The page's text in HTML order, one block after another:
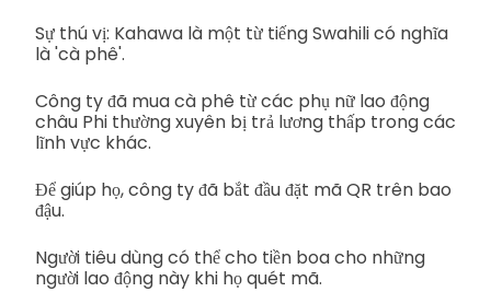
Sự thú vị: Kahawa là một từ tiếng Swahili có nghĩa
là 'cà phê'.
Công ty đã mua cà phê từ các phụ nữ lao động
châu Phi thường xuyên bị trả lương thấp trong các
lĩnh vực khác.
Để giúp họ, công ty đã bắt đầu đặt mã QR trên bao
đậu.
Người tiêu dùng có thể cho tiền boa cho những
người lao động này khi họ quét mã.